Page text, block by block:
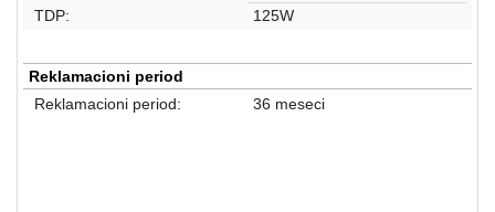
TDP:
125W
Reklamacioni period
Reklamacioni period:
36 meseci